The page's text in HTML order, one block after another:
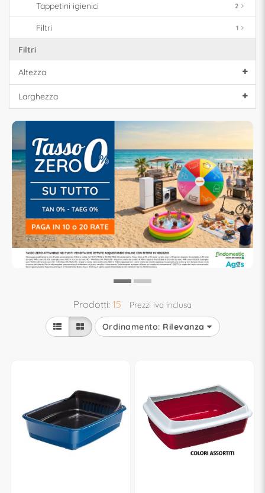
2
Tappetini igienici
1
Filtri
Filtri
Altezza
Larghezza
Prodotti: 15 Prezzi iva inclusa
Ordinamento: Rilevanza